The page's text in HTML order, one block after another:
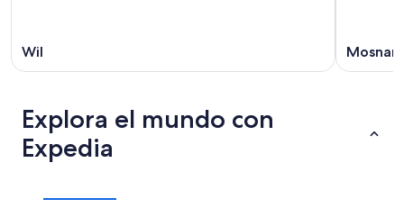
Wil
Explora el mundo con
Expedia